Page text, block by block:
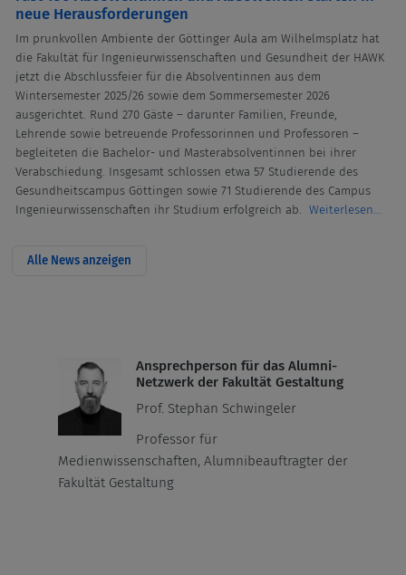
neue Herausforderungen
Im prunkvollen Ambiente der Göttinger Aula am Wilhelmsplatz hat
die Fakultät für Ingenieurwissenschaften und Gesundheit der HAWK
jetzt die Abschlussfeier für die Absolventinnen aus dem
Wintersemester 2025/26 sowie dem Sommersemester 2026
ausgerichtet. Rund 270 Gäste – darunter Familien, Freunde,
Lehrende sowie betreuende Professorinnen und Professoren –
begleiteten die Bachelor- und Masterabsolventinnen bei ihrer
Verabschiedung. Insgesamt schlossen etwa 57 Studierende des
Gesundheitscampus Göttingen sowie 71 Studierende des Campus
Ingenieurwissenschaften ihr Studium erfolgreich ab. Weiterlesen...
Alle News anzeigen
Ansprechperson für das Alumni-
Netzwerk der Fakultät Gestaltung
Prof. Stephan Schwingeler
Professor für
Medienwissenschaften, Alumnibeauftragter der
Fakultät Gestaltung